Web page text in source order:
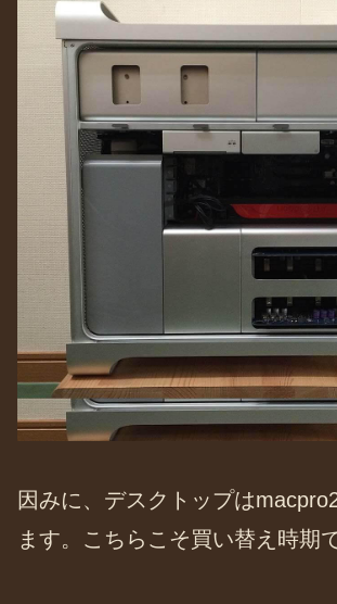
因みに、デスクトップは
ます。こちらこそ買い替え時期